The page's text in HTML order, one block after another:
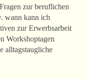
zur beruflichen
wann kann ich
zur Erwerbsarbeit
Workshoptagen
alltagstaugliche